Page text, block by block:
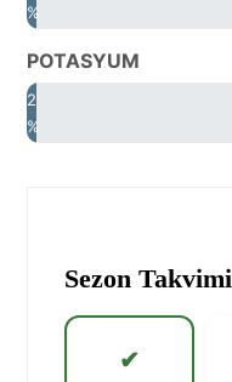
%
POTASYUM
2
%
Sezon Takvimi
✔